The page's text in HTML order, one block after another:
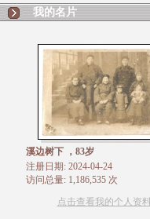
我的名片
溪边树下 ，83岁
注册日期: 2024-04-24
访问总量: 1,186,535 次
点击查看我的个人资料